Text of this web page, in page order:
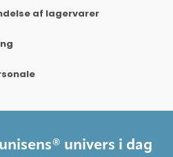
af lagervarer
univers i dag